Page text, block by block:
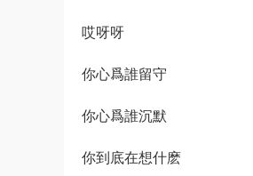
哎呀呀
你心爲誰留守
你心爲誰沉默
你到底在想什麽